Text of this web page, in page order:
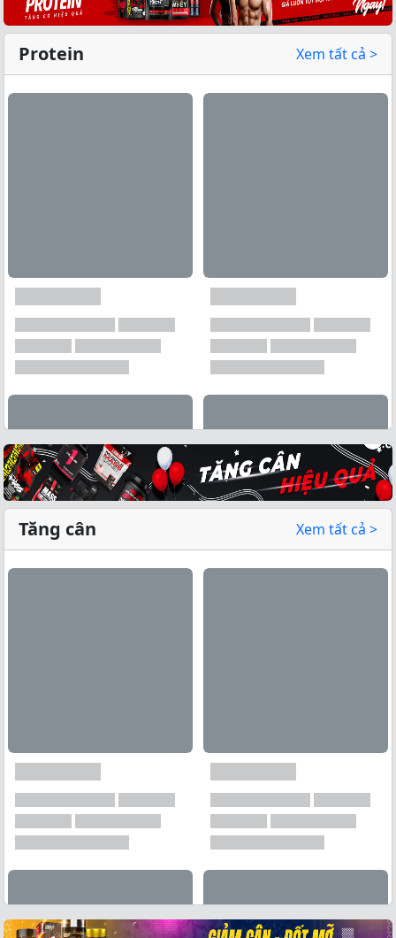
Xem tất cả →
Protein Xem tất cả >
Tăng cân Xem tất cả >